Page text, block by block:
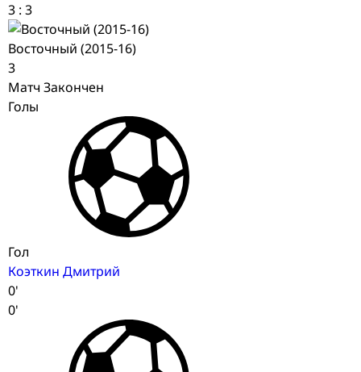
3 : 3
Восточный (2015-16)
3
Матч Закончен
Голы
Гол
Коэткин Дмитрий
0'
0'